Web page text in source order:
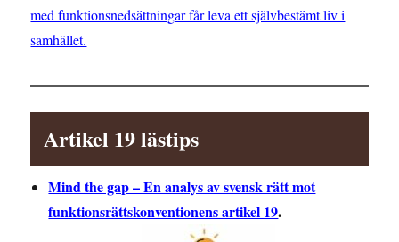
med funktionsnedsättningar får leva ett självbestämt liv i
samhället.
Artikel 19 lästips
Mind the gap – En analys av svensk rätt mot
funktionsrättskonventionens artikel 19.